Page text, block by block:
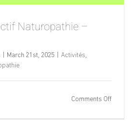
Naturopathie –
March 21st, 2025 Activités,
Comments Offon